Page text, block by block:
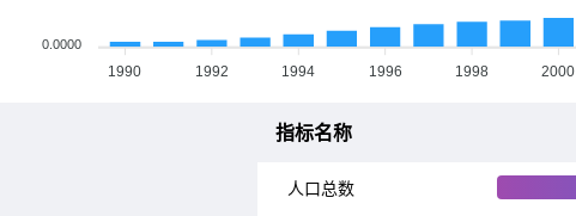
1990 1992 1994 1996 1998 2000
0.0000
指标名称
人口总数